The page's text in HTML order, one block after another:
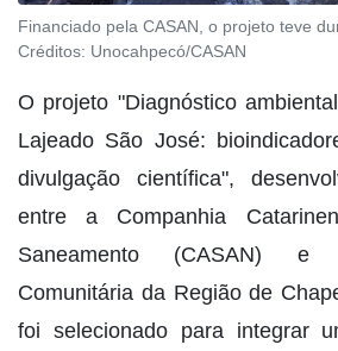
Financiado pela CASAN, o projeto teve
Créditos: Unocahpecó/CASAN
O projeto "Diagnóstico
Lajeado São José:
divulgação científica",
entre a Companhia
Saneamento (CASAN) e
Comunitária da Região de
foi selecionado para integrar